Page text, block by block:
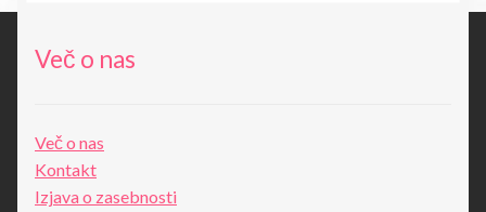
Več o nas
Več o nas
Kontakt
Izjava o zasebnosti